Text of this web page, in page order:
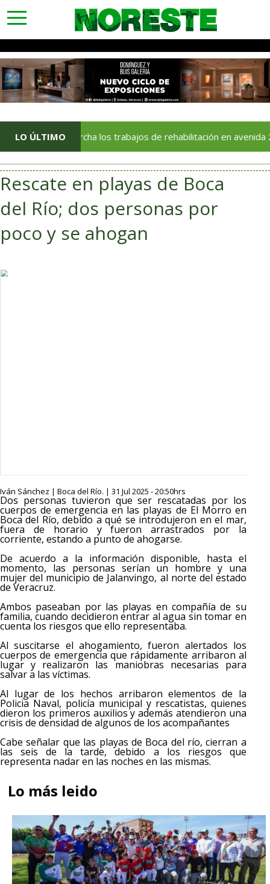
toggle
navigation
LO ÚLTIMO
En marcha los trabajos de rehabilitación en avenida 20 de
Rescate en playas de Boca
del Río; dos personas por
poco y se ahogan
Iván Sánchez | Boca del Río. | 31 Jul 2025 - 20:50hrs
Dos personas tuvieron que ser rescatadas por los
cuerpos de emergencia en las playas de El Morro en
Boca del Río, debido a qué se introdujeron en el mar,
fuera de horario y fueron arrastrados por la
corriente, estando a punto de ahogarse.
De acuerdo a la información disponible, hasta el
momento, las personas serían un hombre y una
mujer del municipio de Jalanvingo, al norte del estado
de Veracruz.
Ambos paseaban por las playas en compañía de su
familia, cuando decidieron entrar al agua sin tomar en
cuenta los riesgos que ello representaba.
Al suscitarse el ahogamiento, fueron alertados los
cuerpos de emergencia que rápidamente arribaron al
lugar y realizaron las maniobras necesarias para
salvar a las víctimas.
Al lugar de los hechos arribaron elementos de la
Policia Naval, policía municipal y rescatistas, quienes
dieron los primeros auxilios y además atendieron una
crisis de densidad de algunos de los acompañantes
Cabe señalar que las playas de Boca del río, cierran a
las seis de la tarde, debido a los riesgos que
representa nadar en las noches en las mismas.
Lo más leido